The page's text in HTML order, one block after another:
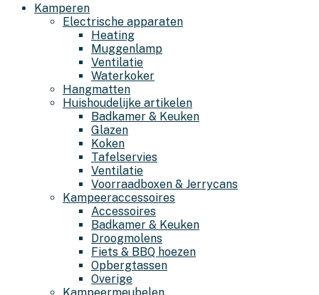
Kamperen
Electrische apparaten
Heating
Muggenlamp
Ventilatie
Waterkoker
Hangmatten
Huishoudelijke artikelen
Badkamer & Keuken
Glazen
Koken
Tafelservies
Ventilatie
Voorraadboxen & Jerrycans
Kampeeraccessoires
Accessoires
Badkamer & Keuken
Droogmolens
Fiets & BBQ hoezen
Opbergtassen
Overige
Kampeermeubelen